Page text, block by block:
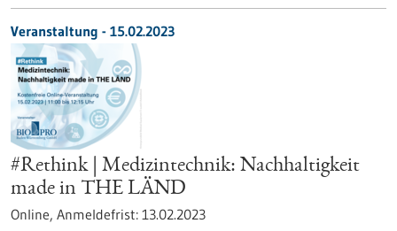
Veranstaltung - 15.02.2023
#Rethink | Medizintechnik: Nachhaltigkeit
made in THE LÄND
Online, Anmeldefrist: 13.02.2023